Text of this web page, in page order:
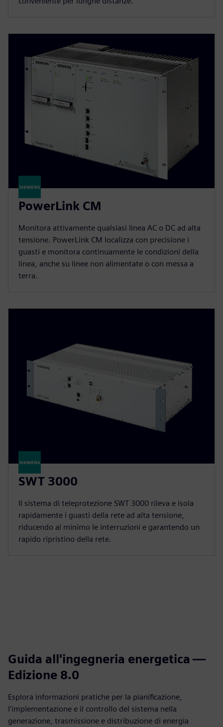
PowerLink CM
Monitora attivamente qualsiasi linea AC o DC ad alta
tensione. PowerLink CM localizza con precisione i
guasti e monitora continuamente le condizioni della
linea, anche su linee non alimentate o con messa a
terra.
SWT 3000
Il sistema di teleprotezione SWT 3000 rileva e isola
rapidamente i guasti della rete ad alta tensione,
riducendo al minimo le interruzioni e garantendo un
rapido ripristino della rete.
Guida all'ingegneria energetica —
Edizione 8.0
Esplora informazioni pratiche per la pianificazione,
l'implementazione e il controllo del sistema nella
generazione, trasmissione e distribuzione di energia